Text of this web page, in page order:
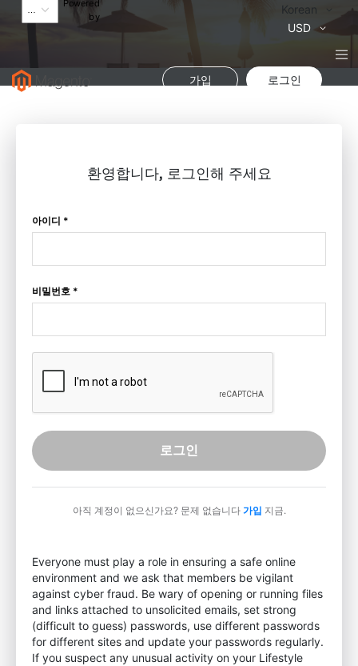
Powered
by
Language
Korean
USD
가입 로그인
환영합니다, 로그인해 주세요
아이디 *
비밀번호 *
로그인
아직 계정이 없으신가요? 문제 없습니다 가입 지금.
Everyone must play a role in ensuring a safe online
environment and we ask that members be vigilant
against cyber fraud. Be wary of opening or running files
and links attached to unsolicited emails, set strong
(difficult to guess) passwords, use different passwords
for different sites and update your passwords regularly.
If you suspect any unusual activity on your Lifestyle